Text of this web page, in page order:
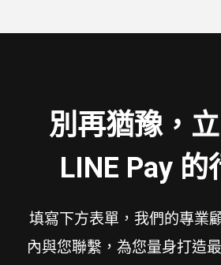
別再猶豫，
LINE Pay 的
填寫下方表單，我們的專業
內與您聯繫，為您量身打造